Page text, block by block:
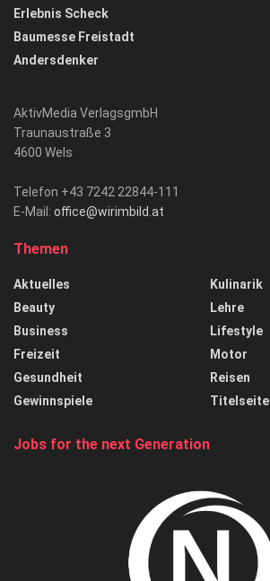
Erlebnis Scheck
Baumesse Freistadt
Andersdenker
AktivMedia VerlagsgmbH
Traunaustraße 3
4600 Wels
Telefon +43 7242 22844-111
E-Mail: office@wirimbild.at
Themen
Aktuelles
Beauty
Business
Freizeit
Gesundheit
Gewinnspiele
Kulinarik
Lehre
Lifestyle
Motor
Reisen
Titelseite
Jobs for the next Generation